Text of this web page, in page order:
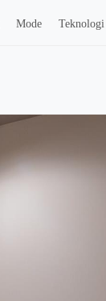
Mode Teknologi